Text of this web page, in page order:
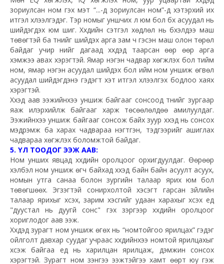
зориулсан ном гэх мэт “...-д зориулсан ном”-д хэтэрхий их
итгэл хүлээлгэдэг. Тэр номыг уншчих л юм бол бүх асуудал нь
шийдэгдэх юм шиг. Хүүхдийн сэтгэл хөдлөл нь бүхэлдээ маш
төвөгтэй ба түүнийг шийдэх арга зам ч гэсэн маш олон төрөл
байдаг учир үүнийг дагаад хүүхдэд таарсан өөр өөр арга
хэмжээ авах хэрэгтэй. Ямар нэгэн чадвар хөгжүүлэх бол тийм
ном, ямар нэгэн асуудал шийдэх бол ийм ном уншиж өгвөл
асуудал шийдэгдэнэ гэдэгт хэт итгэл хүлээлгэх бодлоо хаях
хэрэгтэй.
Хүүхэд аав ээжийнхээ уншиж байгааг сонсоод түүнийг зургаар
яаж илэрхийлж байгааг харж төсөөлөлдөө амилуулдаг.
Ээжийнхээ уншиж байгааг сонсож байх зуур хүүхэд нь сонсох
мэдрэмж ба харах чадвараа нэгтгэн, тэдгээрийг ашиглах
чадвараа хөгжүүлэх боломжтой байдаг.
5. ҮЛ ТООДОГ ЭЭЖ ААВ:
Ном унших явцад хүүхдийн оролцоог орхигдуулдаг. Өөрөөр
хэлбэл ном уншиж өгч байхад хүүхэд байн байн асуулт асуух,
номын утга санаа болон зургийн талаар ярих юм бол
төвөгшөөх. Эгзэгтэй сонирхолтой хэсэгт гарсан зүйлийн
талаар ярихыг хүсэх, зарим хэсгийг удаан харахыг хүсэх үед
"дуустал нь дуугүй сонс" гэх зэргээр хүүхдийн оролцоог
хориглодог аав ээж.
Хүүхдэд зурагт ном уншиж өгөх нь “номтойгоо ярилцах” гэдэг
ойлголт давхар суудаг учраас хүүхдийнхээ номтой ярилцахыг
хүсэж байгаа үед нь харилцан ярилцаж, дэмжин сонсох
хэрэгтэй. Зурагт ном үзэнгээ ээжтэйгээ хамт өөрт юу гэж